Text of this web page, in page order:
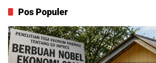
Pos Populer